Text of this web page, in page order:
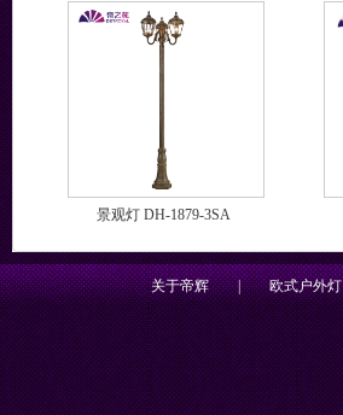
景观灯 DH-1879-3SA
关于帝辉 | 欧式户外灯